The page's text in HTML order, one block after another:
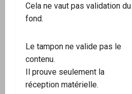
Cela ne vaut pas validation du
fond.
Le tampon ne valide pas le
contenu.
Il prouve seulement la
réception matérielle.